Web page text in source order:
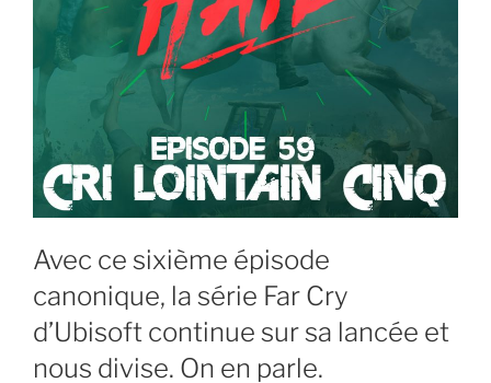
Avec ce sixième épisode
canonique, la série Far Cry
d’Ubisoft continue sur sa lancée et
nous divise. On en parle.